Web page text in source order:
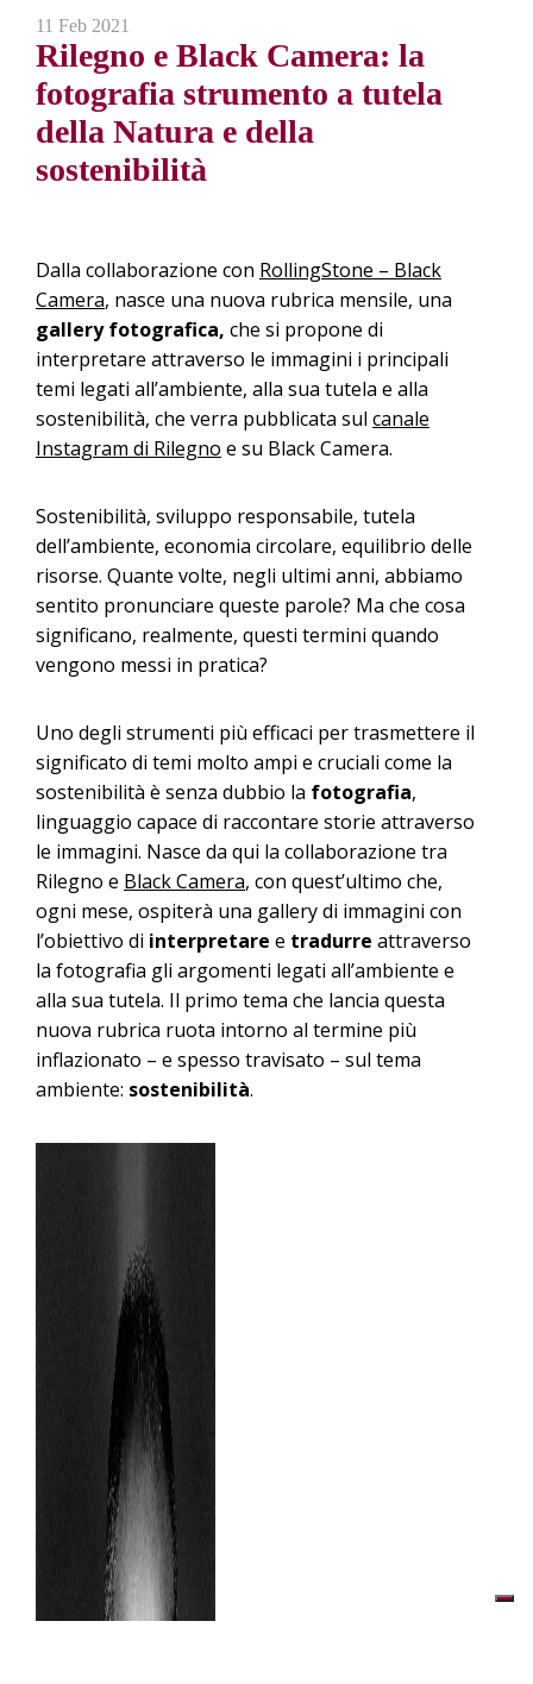
11 Feb 2021
Rilegno e Black Camera: la
fotografia strumento a tutela
della Natura e della
sostenibilità
Dalla collaborazione con RollingStone – Black
Camera, nasce una nuova rubrica mensile, una
gallery fotografica, che si propone di
interpretare attraverso le immagini i principali
temi legati all’ambiente, alla sua tutela e alla
sostenibilità, che verra pubblicata sul canale
Instagram di Rilegno e su Black Camera.
Sostenibilità, sviluppo responsabile, tutela
dell’ambiente, economia circolare, equilibrio delle
risorse. Quante volte, negli ultimi anni, abbiamo
sentito pronunciare queste parole? Ma che cosa
significano, realmente, questi termini quando
vengono messi in pratica?
Uno degli strumenti più efficaci per trasmettere il
significato di temi molto ampi e cruciali come la
sostenibilità è senza dubbio la fotografia,
linguaggio capace di raccontare storie attraverso
le immagini. Nasce da qui la collaborazione tra
Rilegno e Black Camera, con quest’ultimo che,
ogni mese, ospiterà una gallery di immagini con
l’obiettivo di interpretare e tradurre attraverso
la fotografia gli argomenti legati all’ambiente e
alla sua tutela. Il primo tema che lancia questa
nuova rubrica ruota intorno al termine più
inflazionato – e spesso travisato – sul tema
ambiente: sostenibilità.